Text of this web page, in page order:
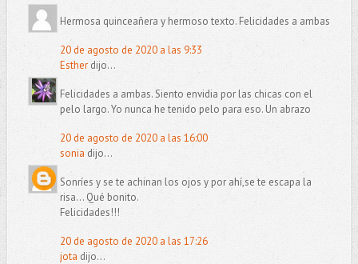
Hermosa quinceañera y hermoso texto. Felicidades a ambas
20 de agosto de 2020 a las 9:33
Estherdijo...
Felicidades a ambas. Siento envidia por las chicas con el
pelo largo. Yo nunca he tenido pelo para eso. Un abrazo
20 de agosto de 2020 a las 16:00
sonia dijo...
Sonríes y se te achinan los ojos y por ahí,se te escapa la
risa... Qué bonito.
Felicidades!!!
20 de agosto de 2020 a las 17:26
jota dijo...